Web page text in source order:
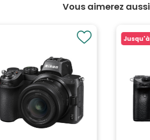
Vous aimerez aussi
Jusqu'à